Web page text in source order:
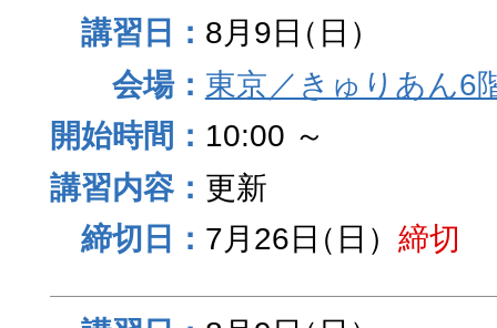
8月9日（日）
東京／きゅりあん6
10:00 ～
更新
7月26日（日） 締切